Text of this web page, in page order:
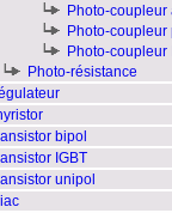
Photo-coupleur
Photo-
Photo-coupleur
Photo-résistance
bipol
IGBT
unipol